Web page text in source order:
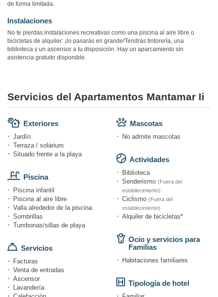
de forma limitada.
Instalaciones
No te pierdas instalaciones recreativas como una piscina al aire libre o
bicicletas de alquiler: ¡lo pasarás en grande!Tendrás tintorería, una
biblioteca y un ascensor a tu disposición. Hay un aparcamiento sin
asistencia gratuito disponible.
Servicios del Apartamentos Mantamar Ii
Exteriores
Jardín
Terraza / solárium
Situado frente a la playa
Piscina
Piscina infantil
Piscina al aire libre
Valla alrededor de la piscina
Sombrillas
Tumbonas/sillas de playa
Servicios
Facturas
Venta de entradas
Ascensor
Lavandería
Mascotas
No admite mascotas
Actividades
Biblioteca
Senderismo (Fuera del
establecimiento)
Ciclismo (Fuera del
establecimiento)
Alquiler de bicicletas*
Ocio y servicios para
Familias
Habitaciones familiares
Tipología de hotel